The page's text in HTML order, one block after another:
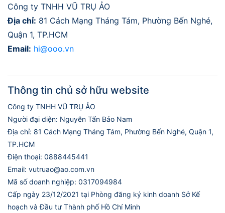
Công ty TNHH VŨ TRỤ ẢO
Địa chỉ: 81 Cách Mạng Tháng Tám, Phường Bến Nghé,
Quận 1, TP.HCM
Email: hi@ooo.vn
Thông tin chủ sở hữu website
Công ty TNHH VŨ TRỤ ẢO
Người đại diện: Nguyễn Tấn Bảo Nam
Địa chỉ: 81 Cách Mạng Tháng Tám, Phường Bến Nghé, Quận 1,
TP.HCM
Điện thoại: 0888445441
Email: vutruao@ao.com.vn
Mã số doanh nghiệp: 0317094984
Cấp ngày 23/12/2021 tại Phòng đăng ký kinh doanh Sở Kế
hoạch và Đầu tư Thành phố Hồ Chí Minh